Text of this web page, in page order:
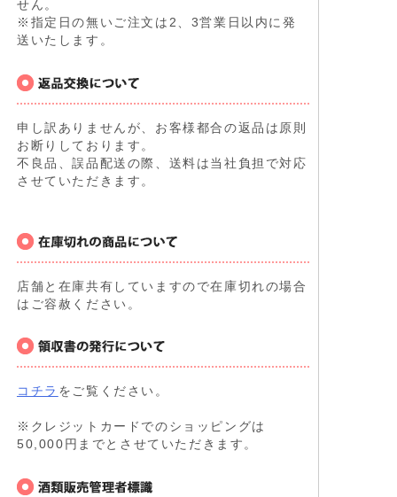
せん。
※指定日の無いご注文は2、3営業日以内に発
送いたします。
申し訳ありませんが、お客様都合の返品は原則
お断りしております。
不良品、誤品配送の際、送料は当社負担で対応
させていただきます。
店舗と在庫共有していますので在庫切れの場合
はご容赦ください。
コチラ をご覧ください。
※クレジットカードでのショッピングは
50,000円までとさせていただきます。